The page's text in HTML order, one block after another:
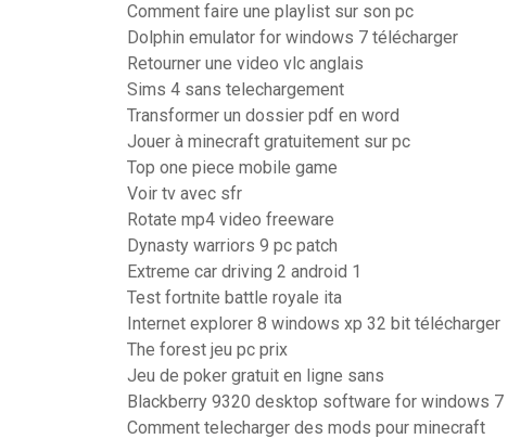
Comment faire une playlist sur son pc
Dolphin emulator for windows 7 télécharger
Retourner une video vlc anglais
Sims 4 sans telechargement
Transformer un dossier pdf en word
Jouer à minecraft gratuitement sur pc
Top one piece mobile game
Voir tv avec sfr
Rotate mp4 video freeware
Dynasty warriors 9 pc patch
Extreme car driving 2 android 1
Test fortnite battle royale ita
Internet explorer 8 windows xp 32 bit télécharger
The forest jeu pc prix
Jeu de poker gratuit en ligne sans
Blackberry 9320 desktop software for windows 7
Comment telecharger des mods pour minecraft